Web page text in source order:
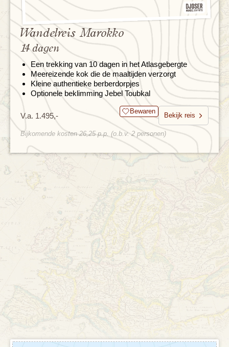
Wandelreis Marokko
14 dagen
Een trekking van 10 dagen in het Atlasgebergte
Meereizende kok die de maaltijden verzorgt
Kleine authentieke berberdorpjes
Optionele beklimming Jebel Toubkal
V.a. 1.495,- Bewaren
Bekijk reis
Bijkomende kosten 26,25 p.p. (o.b.v. 2 personen)